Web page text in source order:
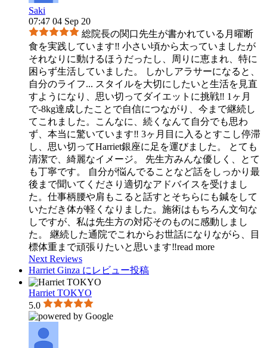
Saki
07:47 04 Sep 20
総院長の関口先生が書かれている月曜断
食を実践しています‼︎ 小さい頃から太っていましたが
それなりに動けるほうだったし、周りに恵まれ、特に
困らず生活していました。 しかしアラサーになると、
自分のライフ... スタイルを大切にしたいと生活を見直
すようになり、思い切ってダイエットに挑戦‼︎ 1ヶ月
で-8kg達成したことで自信につながり、今まで継続し
てこれました。こんなに、続くなんて自分でも思わ
ず、本当に驚いています‼︎ 3ヶ月目に入るとすこし停滞
し、思い切ってHarriet銀座に足を運びました。 とても
清潔で、綺麗なイメージ。 先生方みんな優しく、とて
も丁寧です。 自分が悩んでることなど話をしっかり最
後まで聞いてくださり適切なアドバイスを受けまし
た。仕事柄腰や肩もこると話すとそちらにも鍼をして
いただき体が軽くなりました。施術はもちろん文句な
しですが、私は先生方の対応そのものに感動しまし
た。 継続した通院でこれからお世話になりながら、目
標体重まで頑張りたいと思います‼︎read more
Next Reviews
Harriet Ginza にレビュー投稿
Harriet TOKYO
5.0